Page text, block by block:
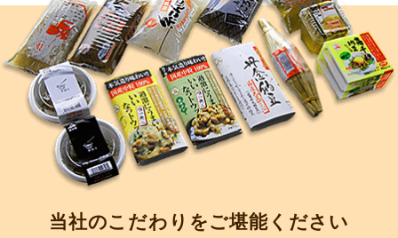
当社のこだわりをご堪能ください